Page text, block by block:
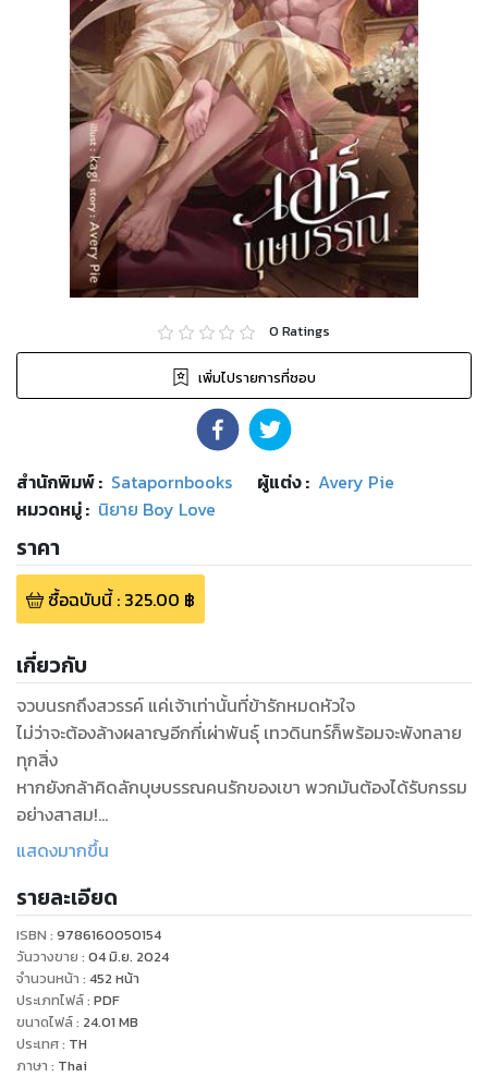
0 Ratings
เพิ่มไปรายการที่ชอบ
สำนักพิมพ์: Satapornbooks ผู้แต่ง : Avery Pie
หมวดหมู่: นิยาย Boy Love
ราคา
ซื้อฉบับนี้: 325.00 ฿
เกี่ยวกับ
จวบนรกถึงสวรรค์ แค่เจ้าเท่านั้นที่ข้ารักหมดหัวใจ
ไม่ว่าจะต้องล้างผลาญอีกกี่เผ่าพันธุ์ เทวดินทร์ก็พร้อมจะพังทลาย
ทุกสิ่ง
หากยังกล้าคิดลักบุษบรรณคนรักของเขา พวกมันต้องได้รับกรรม
อย่างสาสม!
ทว่าเพลิงผลาญในครานั้นกลับกลายเป็นต้นเหตุให้ทั้งสองต้อง
จวบนับพันปี...ที่ต้องไกลห่าง แม้เพียงเส้นเกศาสักเส้นก็ไม่อาจพบ
เทวดินทร์จึงจำต้องทำทุกวิถีทางเพื่อให้ได้คนรักกลับสู่อ้อมอก
ต่อให้มันเป็นแผนการที่เลวร้ายในสายตาใครต่อใคร
เขาก็สนใจเพียงนำพาคนรักกลับคืนกรงทองแลเคียงข้างกายทุก
คืนวัน
กลับมาสู่ตำแหน่งที่คู่ควร...ในฐานะชายาแห่งราชาสวรรค์
หาใช่แม่นายที่คอยดูแลสายเลือดอัปมงคลแลเหล่านายโลมที่สรวง
แสดงมากขึ้น
รายละเอียด
ISBN : 9786160050154
วันวางขาย : 04 มิ.ย. 2024
จำนวนหน้า : 452 หน้า
ประเภทไฟล์: PDF
ขนาดไฟล์: 24.01 MB
ประเทศ: TH
ภาษา : Thai